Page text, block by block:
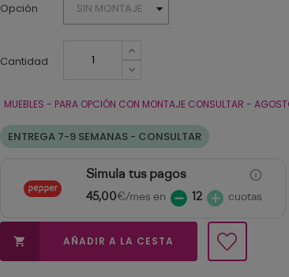
Opción
Cantidad
MUEBLES - PARA OPCIÓN CON MONTAJE CONSULTAR -
ENTREGA 7-9 SEMANAS - CONSULTAR
Simula tus pagos
45,00€/mes en 12 cuotas
 AÑADIR A LA CESTA